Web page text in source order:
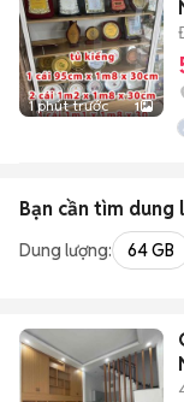
1 phút trước 1
Bạn cần tìm dung
Dung lượng: 64 GB